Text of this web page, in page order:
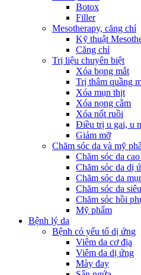
Botox
Filler
Mesotherapy, căng chỉ
Kỹ thuật
Căng chỉ
Trị liệu chuyên biệt
Xóa bọng mắt
Trị thâm quầng
Xóa mụn thịt
Xóa nọng cằm
Xóa nốt ruồi
Điều trị u gai, u
Giảm mỡ
Chăm sóc da và mỹ
Chăm sóc da
Chăm sóc da dị
Chăm sóc da
Chăm sóc da
Chăm sóc hồi
Mỹ phẩm
Bệnh lý da
Bệnh có yếu tố dị ứng
Viêm da cơ địa
Viêm da dị ứng
Mày đay